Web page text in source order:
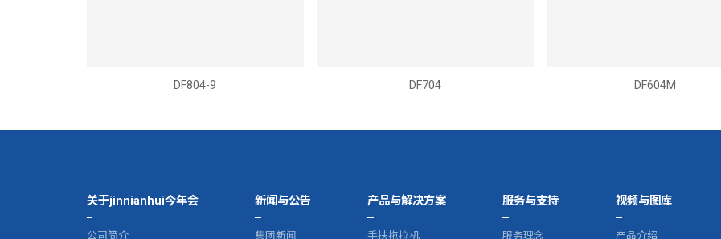
DF804-9 DF704 DF604M
关于jinnianhui今年会
公司简介
新闻与公告
集团新闻
产品与解决方案
手扶拖拉机
服务与支持
服务理念
视频与图库
产品介绍